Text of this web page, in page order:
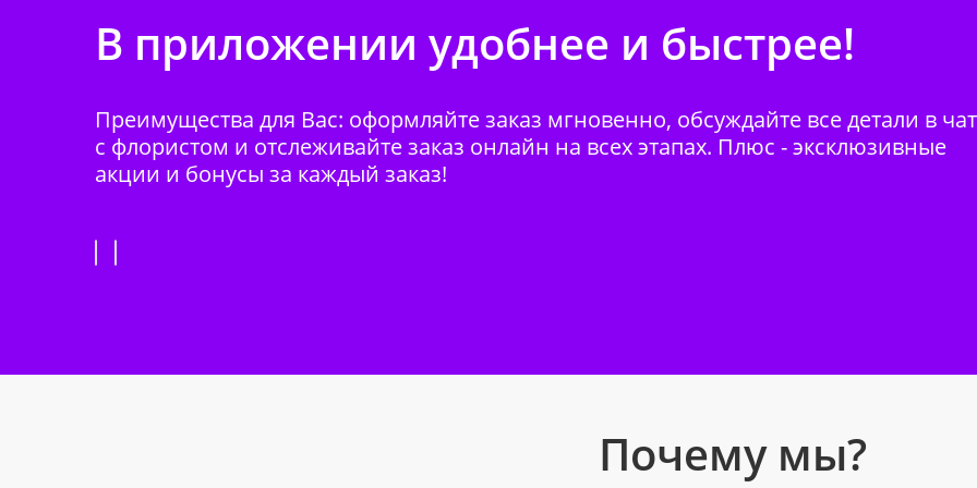
В приложении удобнее и быстрее!
Преимущества для Вас: оформляйте заказ мгновенно, обсуждайте все детали в
с флористом и отслеживайте заказ онлайн на всех этапах. Плюс - эксклюзивные
акции и бонусы за каждый заказ!
Почему мы?